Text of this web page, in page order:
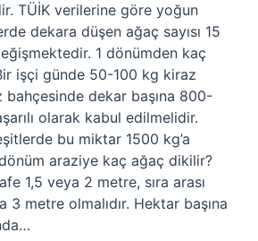
TÜİK verilerine göre yoğun
dekara düşen ağaç sayısı 15
1 dönümden kaç
işçi günde 50-100 kg kiraz
dekar başına 800-
olarak kabul edilmelidir.
bu miktar 1500 kg’a
araziye kaç ağaç dikilir?
1,5 veya 2 metre, sıra arası
3 metre olmalıdır. Hektar başına